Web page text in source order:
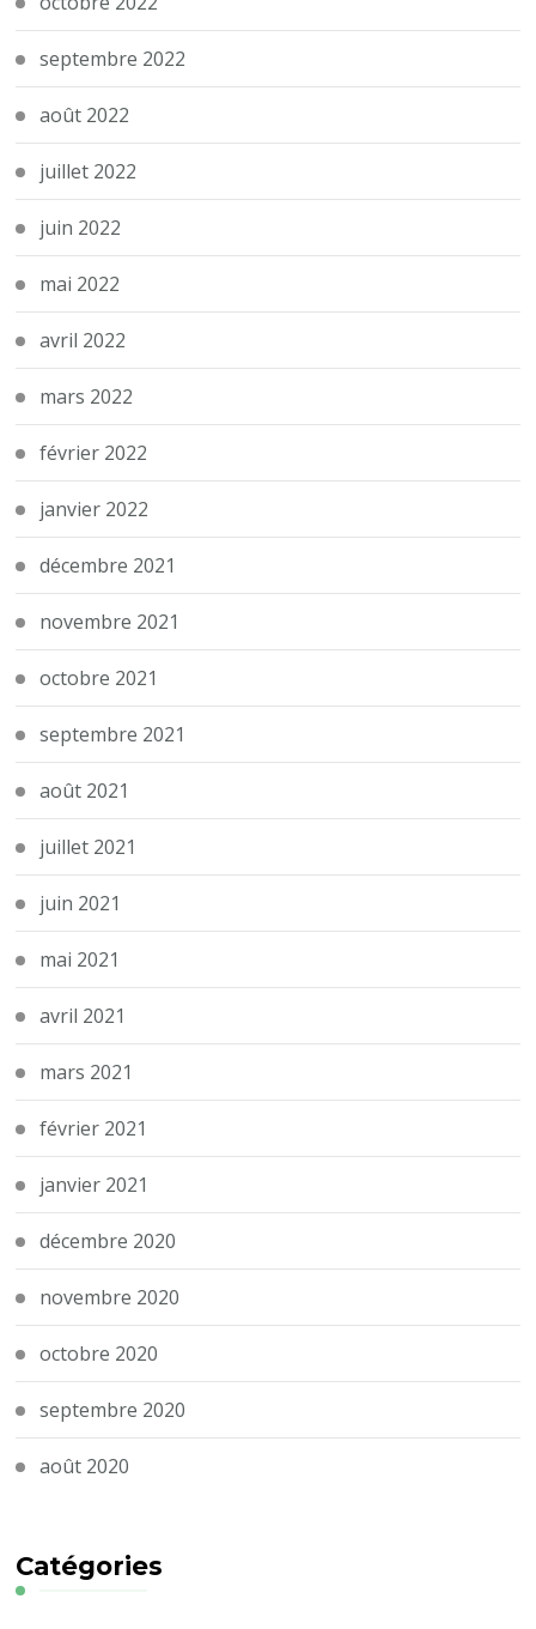
septembre 2022
août 2022
juillet 2022
juin 2022
mai 2022
avril 2022
mars 2022
février 2022
janvier 2022
décembre 2021
novembre 2021
octobre 2021
septembre 2021
août 2021
juillet 2021
juin 2021
mai 2021
avril 2021
mars 2021
février 2021
janvier 2021
décembre 2020
novembre 2020
octobre 2020
septembre 2020
août 2020
Catégories